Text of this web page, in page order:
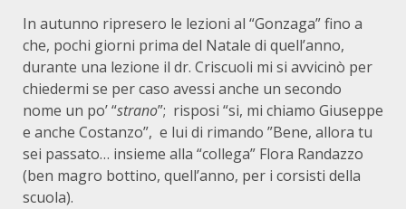
In autunno ripresero le lezioni al “Gonzaga” fino a
che, pochi giorni prima del Natale di quell’anno,
durante una lezione il dr. Criscuoli mi si avvicinò per
chiedermi se per caso avessi anche un secondo
nome un po’ “strano”; risposi “si, mi chiamo Giuseppe
e anche Costanzo”, e lui di rimando ”Bene, allora tu
sei passato… insieme alla “collega” Flora Randazzo
(ben magro bottino, quell’anno, per i corsisti della
scuola).